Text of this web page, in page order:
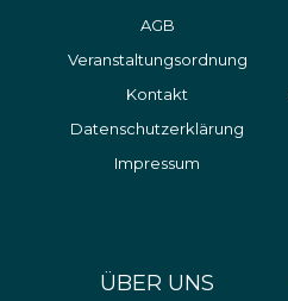
AGB
Veranstaltungsordnung
Kontakt
Datenschutzerklärung
Impressum
ÜBER UNS